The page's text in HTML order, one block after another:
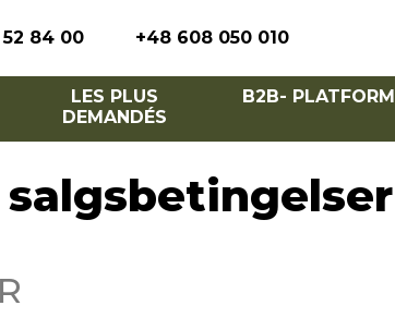
84 00 +48 608 050 010
LES PLUS
DEMANDÉS
B2B- PLATFORM
salgsbetingelser